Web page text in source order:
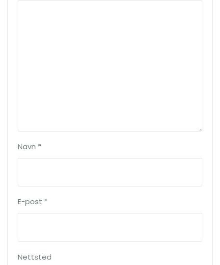
Navn *
E-post *
Nettsted